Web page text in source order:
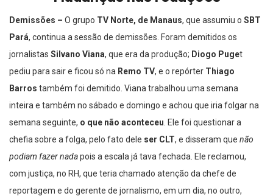
Demissões – O grupo TV Norte, de Manaus, que assumiu o SBT
Pará, continua a sessão de demissões. Foram demitidos os
jornalistas Silvano Viana, que era da produção; Diogo Puget
pediu para sair e ficou só na Remo TV, e o repórter Thiago
Barros também foi demitido. Viana trabalhou uma semana
inteira e também no sábado e domingo e achou que iria folgar na
semana seguinte, o que não aconteceu . Ele foi questionar a
chefia sobre a folga, pelo fato dele ser CLT, e disseram que não
podiam fazer nadapois a escala já tava fechada. Ele reclamou,
com justiça, no RH, que teria chamado atenção da chefe de
reportagem e do gerente de jornalismo, em um dia, no outro,